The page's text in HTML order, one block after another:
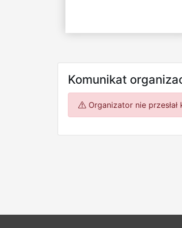
Komunikat
Organizator nie przesłał